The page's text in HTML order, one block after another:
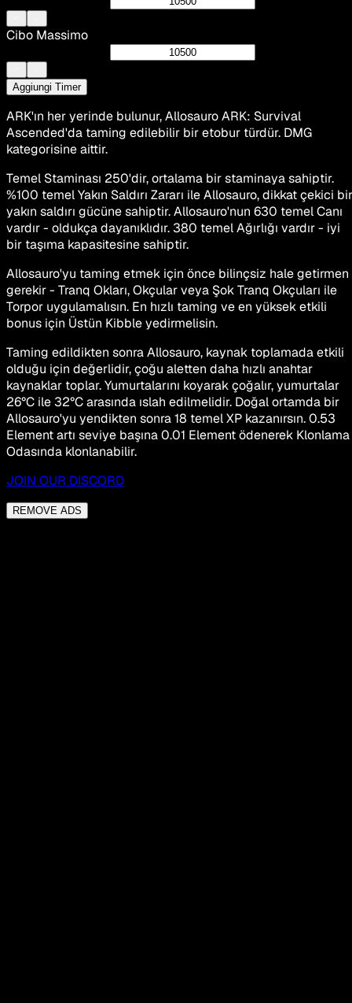
Cibo Massimo
Aggiungi Timer
ARK'ın her yerinde bulunur, Allosauro ARK: Survival
Ascended'da taming edilebilir bir etobur türdür. DMG
kategorisine aittir.
Temel Staminası 250'dir, ortalama bir staminaya sahiptir.
%100 temel Yakın Saldırı Zararı ile Allosauro, dikkat çekici bir
yakın saldırı gücüne sahiptir. Allosauro'nun 630 temel Canı
vardır - oldukça dayanıklıdır. 380 temel Ağırlığı vardır - iyi
bir taşıma kapasitesine sahiptir.
Allosauro'yu taming etmek için önce bilinçsiz hale getirmen
gerekir - Tranq Okları, Okçular veya Şok Tranq Okçuları ile
Torpor uygulamalısın. En hızlı taming ve en yüksek etkili
bonus için Üstün Kibble yedirmelisin.
Taming edildikten sonra Allosauro, kaynak toplamada etkili
olduğu için değerlidir, çoğu aletten daha hızlı anahtar
kaynaklar toplar. Yumurtalarını koyarak çoğalır, yumurtalar
26°C ile 32°C arasında ıslah edilmelidir. Doğal ortamda bir
Allosauro'yu yendikten sonra 18 temel XP kazanırsın. 0.53
Element artı seviye başına 0.01 Element ödenerek Klonlama
Odasında klonlanabilir.
JOIN OUR DISCORD
REMOVE ADS